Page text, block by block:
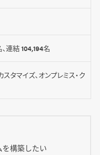
連結 104,194名
タマイズ、オンプレミス・ク
構築したい